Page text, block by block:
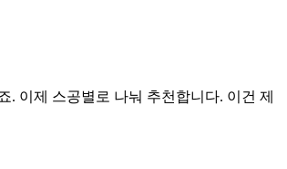
이제 스공별로 나눠 추천합니다. 이건 제